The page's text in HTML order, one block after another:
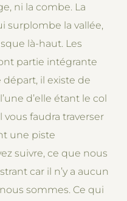
ni la combe. La
surplombe la vallée,
là-haut. Les
partie intégrante
il existe de
d’elle étant le col
vous faudra traverser
une piste
suivre, ce que nous
car il n’y a aucun
sommes. Ce qui